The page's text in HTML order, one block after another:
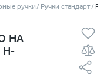
ручки Ручки стандарт
НА